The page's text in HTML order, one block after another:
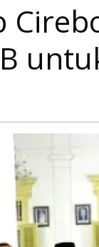
dengan
Bank
BJB
untuk
CPMI